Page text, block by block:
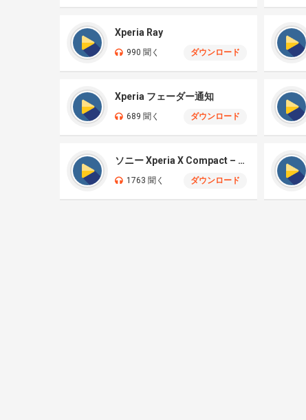
Xperia Ray
990 聞く ダウンロード
Xperia フェーダー通知
689 聞く ダウンロード
ソニー Xperia X Compact – シンセ
1763 聞く ダウンロード